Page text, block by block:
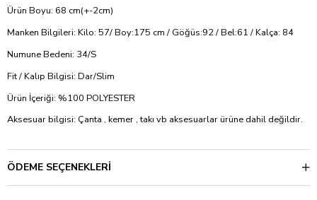
Ürün Boyu: 68 cm(+-2cm)
Manken Bilgileri: Kilo: 57/ Boy:175 cm / Göğüs:92 / Bel:61 / Kalça: 84
Numune Bedeni: 34/S
Fit / Kalıp Bilgisi: Dar/Slim
Ürün İçeriği: %100 POLYESTER
Aksesuar bilgisi: Çanta , kemer , takı vb aksesuarlar ürüne dahil değildir.
ÖDEME SEÇENEKLERI